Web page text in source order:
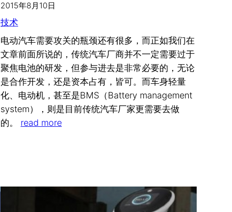
2015年8月10日
技术
电动汽车需要攻关的瓶颈还有很多，而正如我们在
文章前面所说的，传统汽车厂商并不一定需要过于
聚焦电池的研发，但参与进去是非常必要的，无论
是合作开发，还是资本占有，皆可。而车身轻量
化、电动机，甚至是BMS（Battery management
system），则是目前传统汽车厂家更需要去做
的。 read more